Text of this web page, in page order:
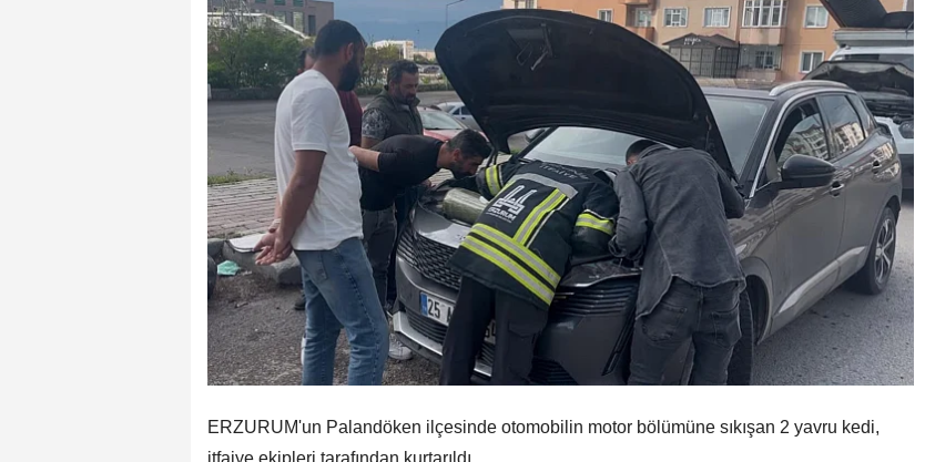
ERZURUM'un Palandöken ilçesinde otomobilin motor bölümüne sıkışan 2 yavru kedi,
itfaiye ekipleri tarafından kurtarıldı.